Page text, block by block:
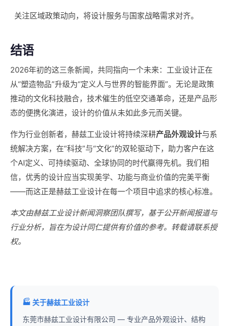
关注区域政策动向，将设计服务与国家战略需求对齐。
结语
2026年初的这三条新闻，共同指向一个未来：工业设计正在
从“塑造物品”升级为“定义人与世界的智能界面”。无论是政策
推动的文化科技融合，技术催生的低空交通革命，还是产品形
态的便携化演进，设计的价值从未如此多元而关键。
作为行业创新者，赫兹工业设计将持续深耕产品外观设计与系
统解决方案，在“科技”与“文化”的双轮驱动下，助力客户在这
个AI定义、可持续驱动、全球协同的时代赢得先机。我们相
信，优秀的设计应当实现美学、功能与商业价值的完美平衡
——而这正是赫兹工业设计在每一个项目中追求的核心标准。
本文由赫兹工业设计新闻洞察团队撰写，基于公开新闻报道与
行业分析，旨在为设计同仁提供有价值的参考。转载请联系授
权。
🏭 关于赫兹工业设计
东莞市赫兹工业设计有限公司 — 专业产品外观设计、结构